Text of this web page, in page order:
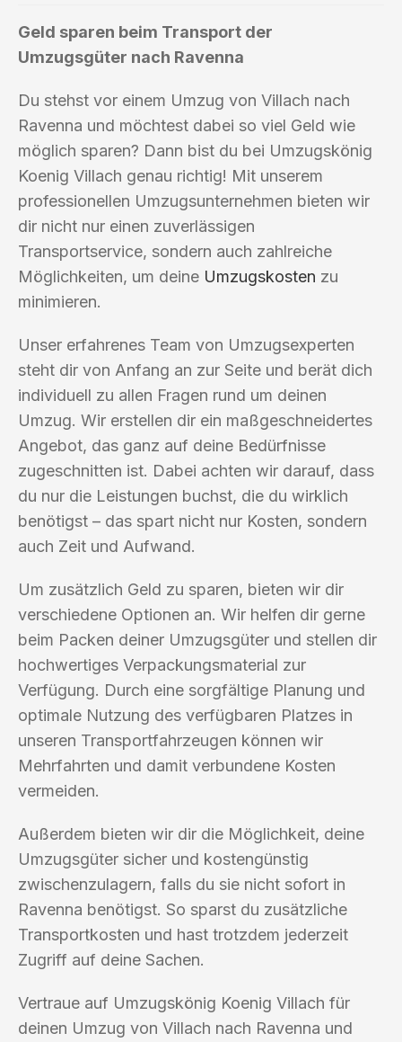
Geld sparen beim Transport der
Umzugsgüter nach Ravenna
Du stehst vor einem Umzug von Villach nach
Ravenna und möchtest dabei so viel Geld wie
möglich sparen? Dann bist du bei Umzugskönig
Koenig Villach genau richtig! Mit unserem
professionellen Umzugsunternehmen bieten wir
dir nicht nur einen zuverlässigen
Transportservice, sondern auch zahlreiche
Möglichkeiten, um deine Umzugskosten zu
minimieren.
Unser erfahrenes Team von Umzugsexperten
steht dir von Anfang an zur Seite und berät dich
individuell zu allen Fragen rund um deinen
Umzug. Wir erstellen dir ein maßgeschneidertes
Angebot, das ganz auf deine Bedürfnisse
zugeschnitten ist. Dabei achten wir darauf, dass
du nur die Leistungen buchst, die du wirklich
benötigst – das spart nicht nur Kosten, sondern
auch Zeit und Aufwand.
Um zusätzlich Geld zu sparen, bieten wir dir
verschiedene Optionen an. Wir helfen dir gerne
beim Packen deiner Umzugsgüter und stellen dir
hochwertiges Verpackungsmaterial zur
Verfügung. Durch eine sorgfältige Planung und
optimale Nutzung des verfügbaren Platzes in
unseren Transportfahrzeugen können wir
Mehrfahrten und damit verbundene Kosten
vermeiden.
Außerdem bieten wir dir die Möglichkeit, deine
Umzugsgüter sicher und kostengünstig
zwischenzulagern, falls du sie nicht sofort in
Ravenna benötigst. So sparst du zusätzliche
Transportkosten und hast trotzdem jederzeit
Zugriff auf deine Sachen.
Vertraue auf Umzugskönig Koenig Villach für
deinen Umzug von Villach nach Ravenna und